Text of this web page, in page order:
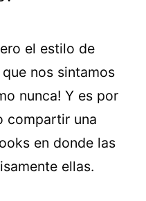
el estilo de
nos sintamos
nunca! Y es por
compartir una
en donde las
ellas.